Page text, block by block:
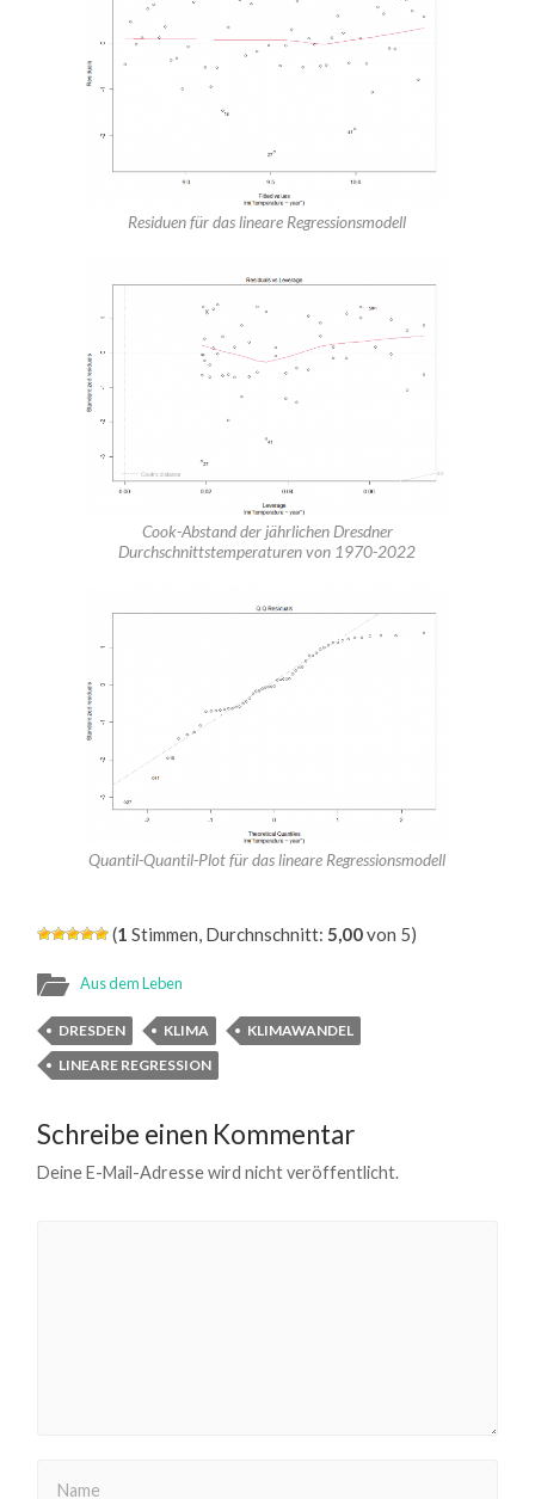
Residuen für das lineare Regressionsmodell
Cook-Abstand der jährlichen Dresdner
Durchschnittstemperaturen von 1970-2022
Quantil-Quantil-Plot für das lineare Regressionsmodell
(1 Stimmen, Durchnschnitt: 5,00von 5)
Aus dem Leben
DRESDEN KLIMA
KLIMAWANDEL
LINEARE REGRESSION
Schreibe einen Kommentar
Deine E-Mail-Adresse wird nicht veröffentlicht.